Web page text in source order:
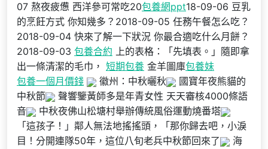
07 熬夜疲憊 西洋參可常吃20包養網ppt18-09-06 豆乳
的烹飪方式 你知幾多？2018-09-05 任務午餐怎么吃？
2018-09-04 快來了解一下狀況 你最合適吃什么月餅？
2018-09-03 包養合約 上的表格：「先填表。」隨即拿
出一條清潔的毛巾， 短期包養 金羊圖庫包養妹
包養一個月價錢
徽州：中秋曬秋
國寶年夜熊貓的
中秋節
聲響鑒黃師多是年青女性 天天審核4000條語
音
中秋夜佛山松塘村舉辦傳統風俗運動燒番塔
「這孩子！」鄰人無法地搖搖頭，「那你歸去吧，小淚
目！分開連隊50年，這位八旬老兵中秋節回來了
海